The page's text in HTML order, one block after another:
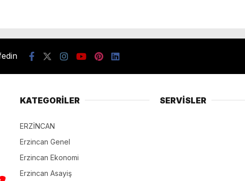
KATEGORİLER
ERZİNCAN
Erzincan Genel
Erzincan Ekonomi
Erzincan Asayiş
SERVİSLER